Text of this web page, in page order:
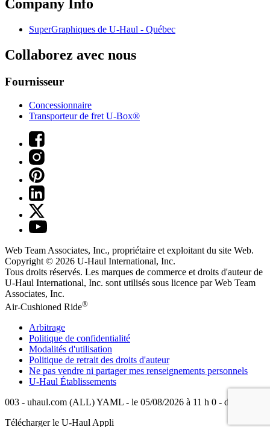
Company Info
SuperGraphiques de U-Haul - Québec
Collaborez avec nous
Fournisseur
Concessionnaire
Transporteur de fret U-Box®
Web Team Associates, Inc., propriétaire et exploitant du site Web.
Copyright © 2026 U-Haul International, Inc.
Tous droits réservés. Les marques de commerce et droits d'auteur de
U-Haul International, Inc. sont utilisés sous licence par Web Team
Associates, Inc.
Air-Cushioned Ride®
Arbitrage
Politique de confidentialité
Modalités d'utilisation
Politique de retrait des droits d'auteur
Ne pas vendre ni partager mes renseignements personnels
U-Haul Établissements
003 - uhaul.com (ALL) YAML - le 05/08/2026 à 11 h 0 - de 1.575.0
Télécharger le U-Haul Appli